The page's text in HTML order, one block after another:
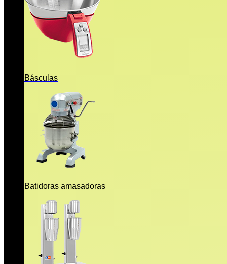
Básculas
Batidoras amasadoras